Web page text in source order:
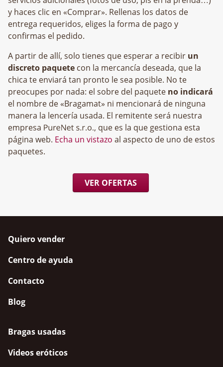
y haces clic en «Comprar». Rellenas los datos de
entrega requeridos, eliges la forma de pago y
confirmas el pedido.
A partir de allí, solo tienes que esperar a recibir un
discreto paquete con la mercancía deseada, que la
chica te enviará tan pronto le sea posible. No te
preocupes por nada: el sobre del paquete no indicará
el nombre de «Bragamat» ni mencionará de ninguna
manera la lencería usada. El remitente será nuestra
empresa
, que es la que gestiona esta
página web. Echa un vistazo al aspecto de uno de estos
paquetes.
VER OFERTAS
Quiero vender
Centro de ayuda
Contacto
Blog
Bragas usadas
Videos eróticos